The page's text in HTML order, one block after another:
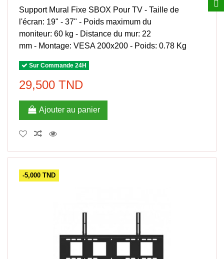
Support Mural Fixe SBOX Pour TV - Taille de
l'écran: 19" - 37" - Poids maximum du
moniteur: 60 kg - Distance du mur: 22
mm - Montage: VESA 200x200 - Poids: 0.78 Kg
Sur Commande 24H
29,500 TND
Ajouter au panier
-5,000 TND